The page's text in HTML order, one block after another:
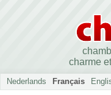
charme
Nederlands Français